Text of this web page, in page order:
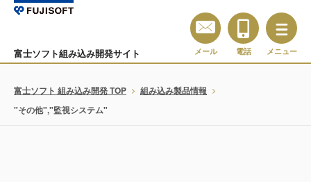
富士ソフト組み込み開発サイト メール 電話 メニュー
富士ソフト 組み込み開発 TOP
組み込み製品情報
"その他","監視システム"